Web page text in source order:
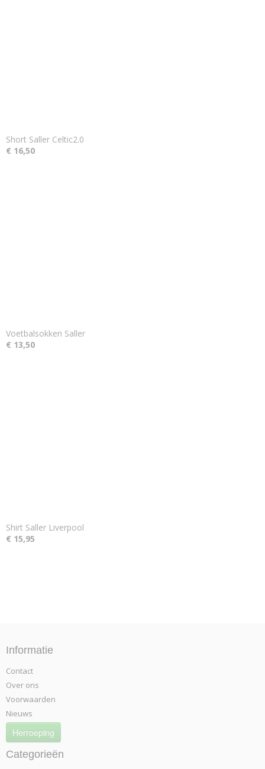
Short Saller Celtic2.0
€ 16,50
Voetbalsokken Saller
€ 13,50
Shirt Saller Liverpool
€ 15,95
Informatie
Contact
Over ons
Voorwaarden
Nieuws
Herroeping
Categorieën